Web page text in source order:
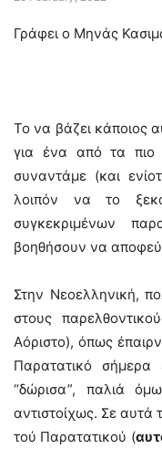
Γράφει ο Μηνάς
Το να βάζει κάποιος
για ένα από τα πιο
συναντάμε (και
λοιπόν να το
συγκεκριμένων
βοηθήσουν να
Στην Νεοελληνική,
στους
Αόριστο), όπως
Παρατατικό σήμερα
“δώρισα”, παλιά
αντιστοίχως. Σε αυτά
τού Παρατατικού (